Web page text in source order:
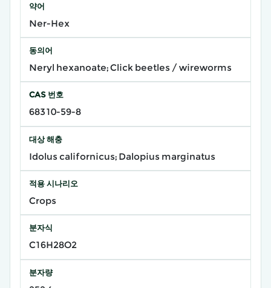
약어
Ner-Hex
동의어
Neryl hexanoate; Click beetles / wireworms
CAS 번호
68310-59-8
대상 해충
Idolus californicus; Dalopius marginatus
적용 시나리오
Crops
분자식
C16H28O2
분자량